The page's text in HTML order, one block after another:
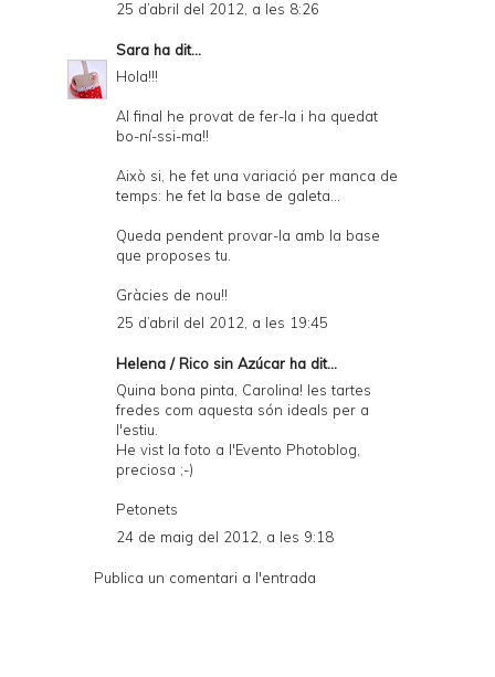
25 d’abril del 2012, a les 8:26
Sara ha dit...
Hola!!!
Al final he provat de fer-la i ha quedat
bo-ní-ssi-ma!!
Això si, he fet una variació per manca de
temps: he fet la base de galeta...
Queda pendent provar-la amb la base
que proposes tu.
Gràcies de nou!!
25 d’abril del 2012, a les 19:45
Helena / Rico sin Azúcar ha dit...
Quina bona pinta, Carolina! les tartes
fredes com aquesta són ideals per a
l'estiu.
He vist la foto a l'Evento Photoblog,
preciosa ;-)
Petonets
24 de maig del 2012, a les 9:18
Publica un comentari a l'entrada